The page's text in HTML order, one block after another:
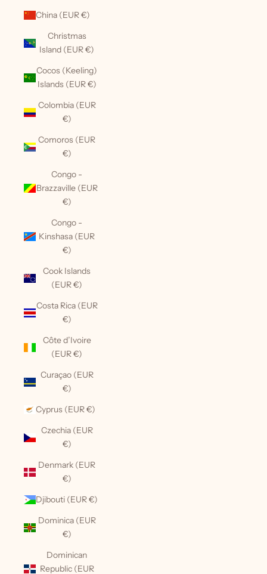
China (EUR €)
Christmas
Island (EUR €)
Cocos (Keeling)
Islands (EUR €)
Colombia (EUR
€)
Comoros (EUR
€)
Congo -
Brazzaville (EUR
€)
Congo -
Kinshasa (EUR
€)
Cook Islands
(EUR €)
Costa Rica (EUR
€)
Côte d’Ivoire
(EUR €)
Curaçao (EUR
€)
Cyprus (EUR €)
Czechia (EUR
€)
Denmark (EUR
€)
Djibouti (EUR €)
Dominica (EUR
€)
Dominican
Republic (EUR